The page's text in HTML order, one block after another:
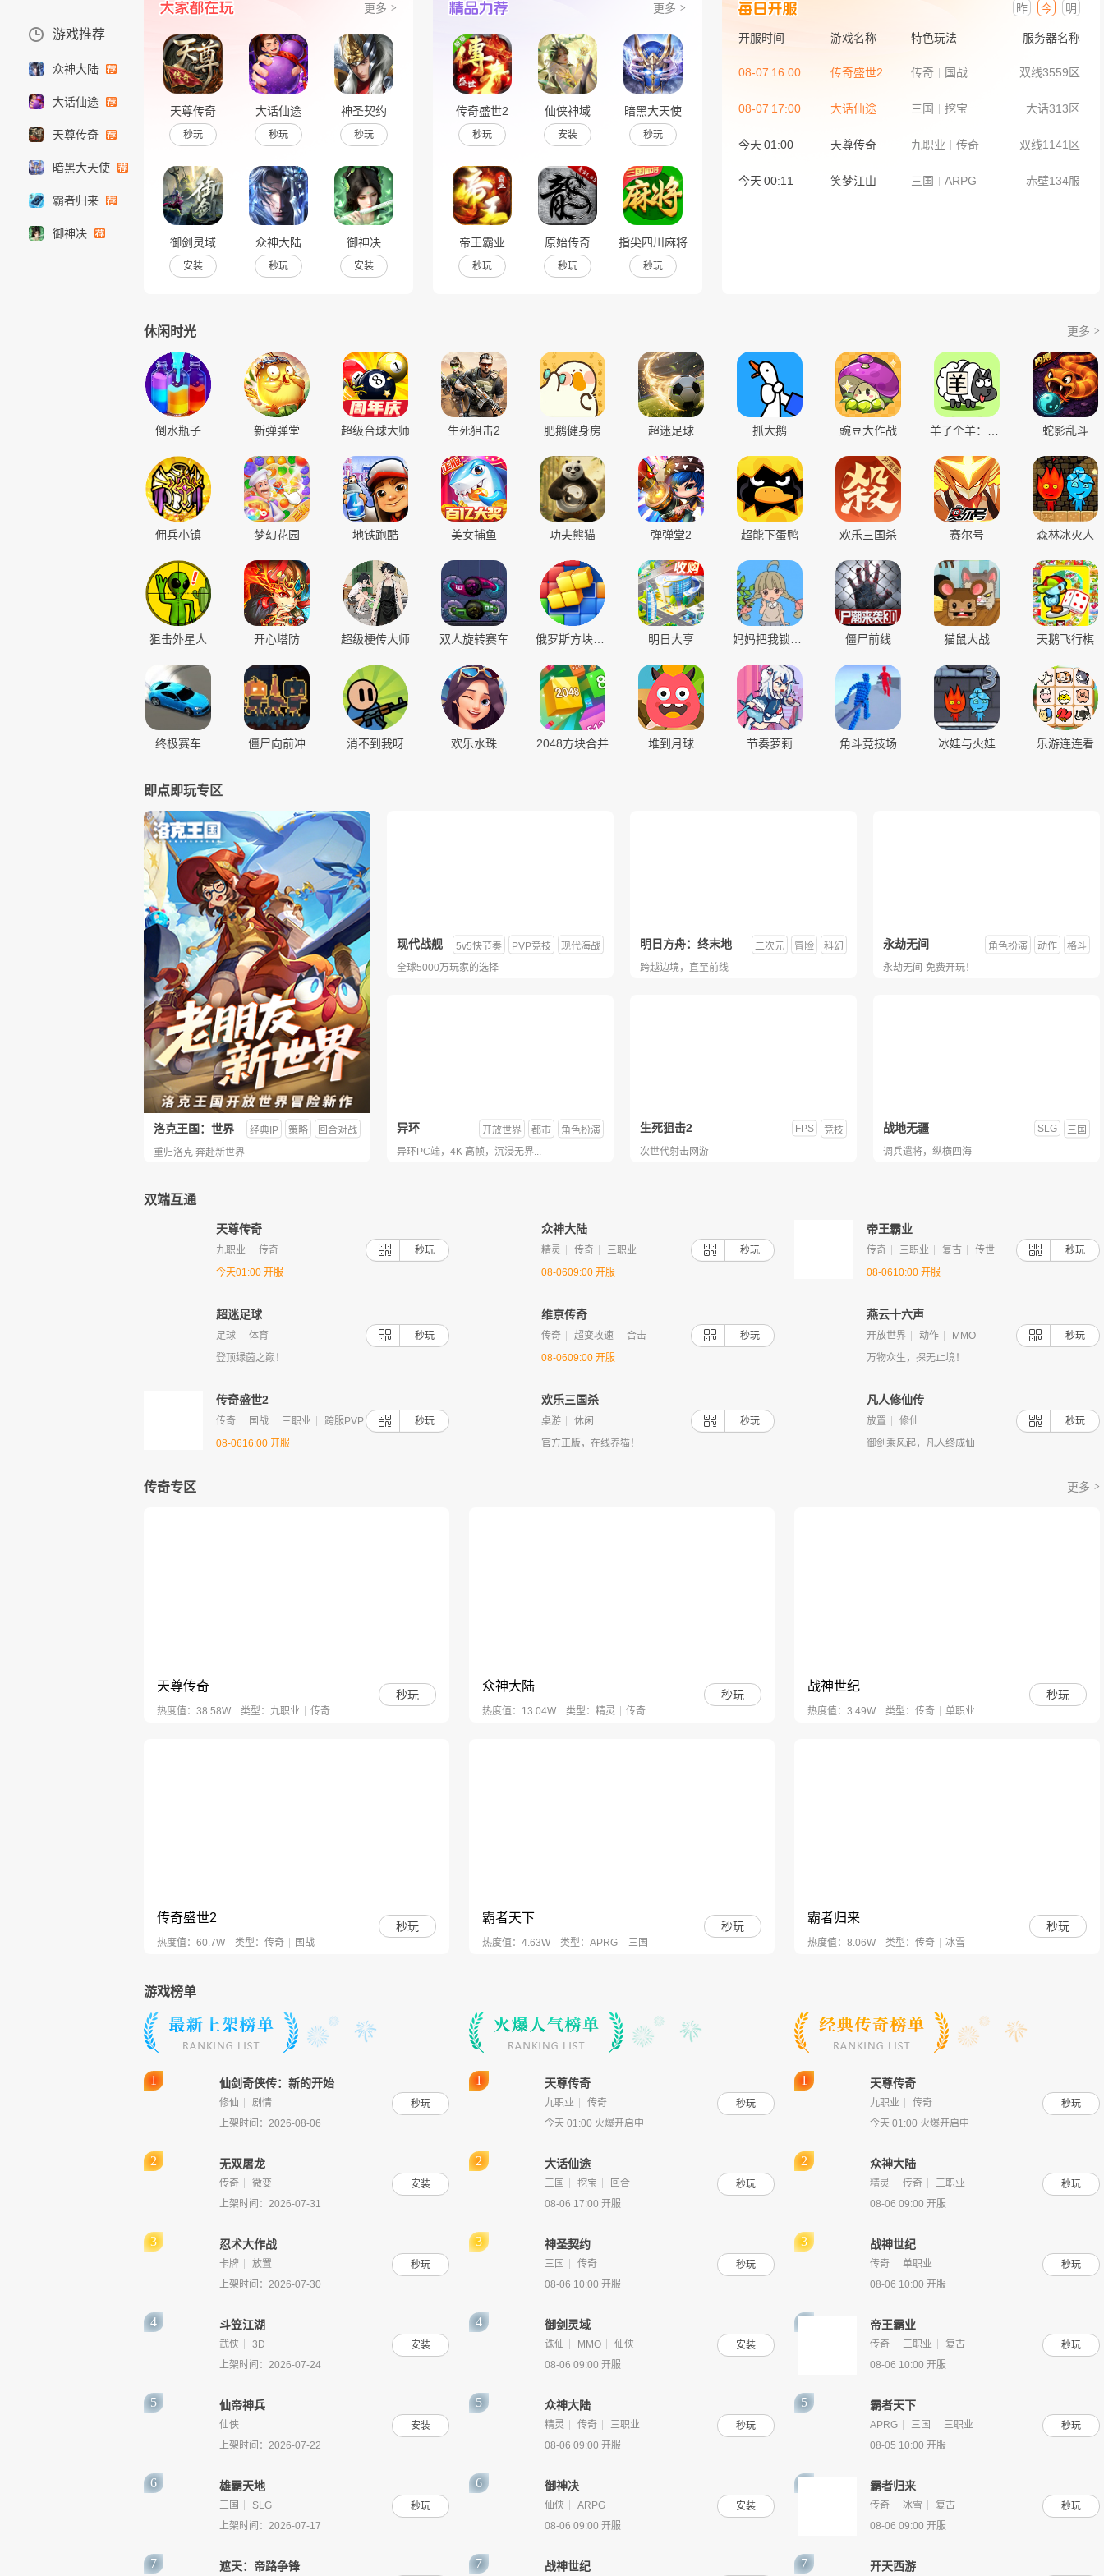
游戏推荐
众神大陆
大话仙途
天尊传奇
暗黑大天使
霸者归来
御神决
神兵奇迹
开始游戏
大话仙途
战神世纪
大仙侠
极速下载
更多
天尊传奇
秒玩
大话仙途
秒玩
神圣契约
秒玩
御剑灵域
安装
众神大陆
秒玩
御神决
安装
战神世纪
秒玩
斗笠江湖
安装
九曲封神
秒玩
更多
传奇盛世2
秒玩
仙侠神域
安装
暗黑大天使
秒玩
帝王霸业
秒玩
原始传奇
秒玩
指尖四川麻将
秒玩
维京传奇
秒玩
禅游斗地主 欢乐三国杀
秒玩
昨 今 明
开服时间 游戏名称 特色玩法 服务器名称
08-07 16:00 传奇盛世2 传奇 国战 双线3559区
08-07 17:00 大话仙途 三国 挖宝 大话313区
今天 01:00 天尊传奇 九职业 传奇 双线1141区
今天 00:11 笑梦江山 三国 ARPG 赤壁134服
休闲时光 更多
倒水瓶子 新弹弹堂 超级台球大师 生死狙击2 肥鹅健身房 超迷足球 抓大鹅 豌豆大作战 蛇影乱斗
佣兵小镇 梦幻花园 地铁跑酷 美女捕鱼 功夫熊猫 弹弹堂2 超能下蛋鸭 欢乐三国杀 赛尔号 森林冰火人
狙击外星人 开心塔防 超级梗传大师 双人旋转赛车 明日大亨 僵尸前线 猫鼠大战 天鹅飞行棋
终极赛车 僵尸向前冲 消不到我呀 欢乐水珠 2048方块合并 堆到月球 节奏萝莉 角斗竞技场 冰娃与火娃 乐游连连看
萌宠解谜 解压找茬汉字
卡车杀手 漂移式停车场 火柴人前进
即点即玩专区
洛克王国：世界 经典IP 策略
回合对战
重归洛克 奔赴新世界
现代战舰 5v5快节奏 PVP竞技
现代海战
全球5000万玩家的选择
明日方舟：终末地 二次元 冒险
科幻
跨越边境，直至前线
永劫无间 角色扮演 动作
格斗
永劫无间-免费开玩！
异环 开放世界 都市
角色扮演
异环PC端，4K 高帧，沉浸无界...
生死狙击2 FPS
竞技
次世代射击网游
战地无疆 SLG
三国
调兵遣将，纵横四海
群雄逐鹿 ，三国争锋！
仙侠 ARPG
转世轮回，修真世界
双端互通
天尊传奇
九职业
传奇
今天01:00 开服
秒玩
众神大陆
精灵 传奇
三职业
08-0609:00 开服
秒玩
帝王霸业
传奇 三职业 复古
传世
08-0610:00 开服
秒玩
超迷足球
足球
体育
登顶绿茵之巅！
秒玩
维京传奇
传奇 超变攻速
合击
08-0609:00 开服
秒玩
燕云十六声
开放世界 动作
MMO
万物众生，探无止境！
秒玩
传奇盛世2
传奇 国战 三职业 跨服PVP 复古
传世
08-0616:00 开服
秒玩
欢乐三国杀
桌游
休闲
官方正版，在线养猫！
秒玩
凡人修仙传
放置
修仙
御剑乘风起，凡人终成仙
秒玩
传奇专区 更多
天尊传奇
热度值：38.58W 类型： 九职业 传奇
秒玩
众神大陆
热度值：13.04W 类型： 精灵 传奇
秒玩
战神世纪
热度值：3.49W 类型： 传奇 单职业
秒玩
传奇盛世2
热度值：60.7W 类型： 传奇 国战
秒玩
霸者天下
热度值：4.63W 类型： APRG 三国
秒玩
霸者归来
热度值：8.06W 类型： 传奇 冰雪
秒玩
传奇盛世2 帝王霸业 维京传奇
游戏榜单
仙剑奇侠传：新的开始
修仙
剧情
上架时间：2026-08-06
秒玩
无双屠龙
传奇
微变
上架时间：2026-07-31
安装
忍术大作战
卡牌
放置
上架时间：2026-07-30
秒玩
斗笠江湖
武侠
3D
上架时间：2026-07-24
安装
仙帝神兵
仙侠
上架时间：2026-07-22
安装
雄霸天地
三国
SLG
上架时间：2026-07-17
秒玩
遮天：帝路争锋
天尊传奇
九职业
传奇
今天 01:00 火爆开启中
秒玩
大话仙途
三国 挖宝
回合
08-06 17:00 开服
秒玩
神圣契约
三国
传奇
08-06 10:00 开服
秒玩
御剑灵域
诛仙 MMO
仙侠
08-06 09:00 开服
安装
众神大陆
精灵 传奇
三职业
08-06 09:00 开服
秒玩
御神决
仙侠
ARPG
08-06 09:00 开服
安装
战神世纪
天尊传奇
九职业
传奇
今天 01:00 火爆开启中
秒玩
众神大陆
精灵 传奇
三职业
08-06 09:00 开服
秒玩
战神世纪
传奇
单职业
08-06 10:00 开服
秒玩
帝王霸业
传奇 三职业
复古
08-06 10:00 开服
秒玩
霸者天下
APRG 三国
三职业
08-05 10:00 开服
秒玩
霸者归来
传奇 冰雪
复古
08-06 09:00 开服
秒玩
开天西游